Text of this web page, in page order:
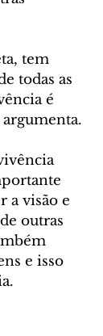
tem
todas as
é
a visão e
outras
e isso